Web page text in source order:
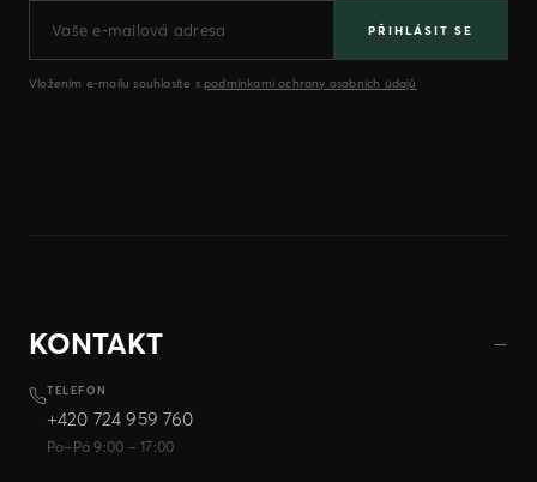
PŘIHLÁSIT SE
Vložením e-mailu souhlasíte s podmínkami ochrany osobních údajů
KONTAKT
TELEFON
+420 724 959 760
Po–Pá 9:00 – 17:00